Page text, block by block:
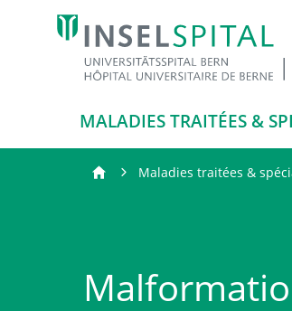
MALADIES TRAITÉES &
Maladies traitées &